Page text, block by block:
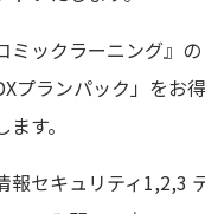
ミックラーニング』
プランパック」をお
す。
報セキュリティ1,2,3